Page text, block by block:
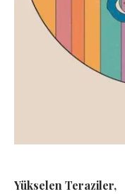
Yükselen Teraziler,